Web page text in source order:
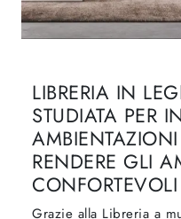
LIBRERIA IN
STUDIATA PER
RENDERE GLI
CONFORTEVOLI
Grazie alla Libreria a